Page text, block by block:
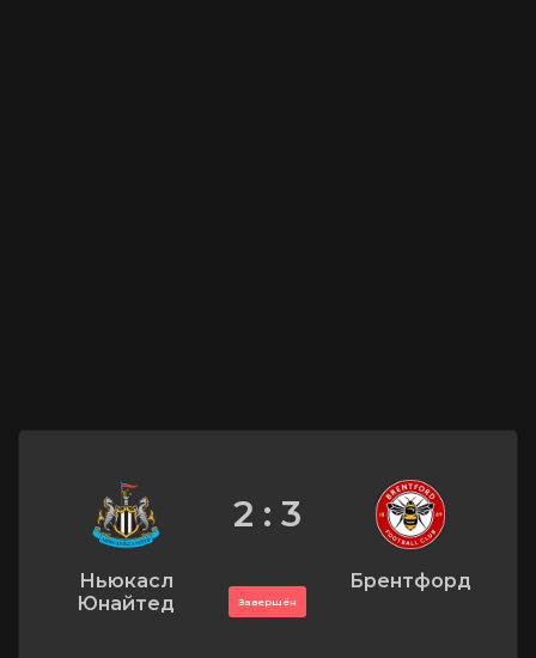
Ньюкасл
Юнайтед
2 : 3
Завершён
Брентфорд